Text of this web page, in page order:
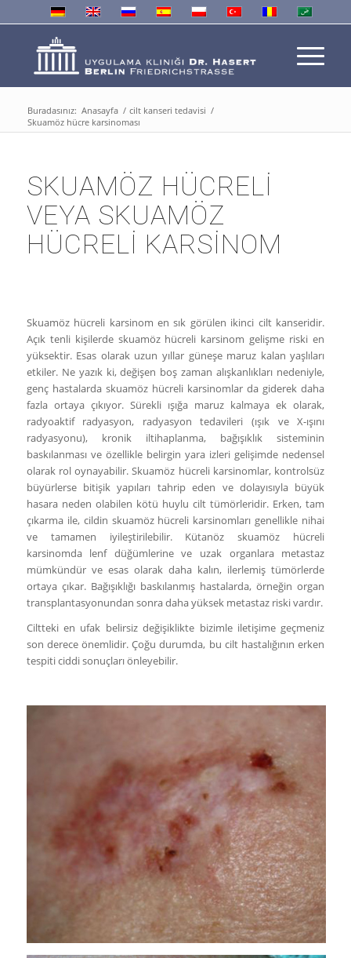
Buradasınız: Anasayfa / cilt kanseri tedavisi /
Skuamöz hücre karsinoması
SKUAMÖZ HÜCRELI
VEYA SKUAMÖZ
HÜCRELI KARSINOM
Skuamöz hücreli karsinom en sık görülen ikinci cilt kanseridir.
Açık tenli kişilerde skuamöz hücreli karsinom gelişme riski en
yüksektir. Esas olarak uzun yıllar güneşe maruz kalan yaşlıları
etkiler. Ne yazık ki, değişen boş zaman alışkanlıkları nedeniyle,
genç hastalarda skuamöz hücreli karsinomlar da giderek daha
fazla ortaya çıkıyor. Sürekli ışığa maruz kalmaya ek olarak,
radyoaktif radyasyon, radyasyon tedavileri (ışık ve X-ışını
radyasyonu), kronik iltihaplanma, bağışıklık sisteminin
baskılanması ve özellikle belirgin yara izleri gelişimde nedensel
olarak rol oynayabilir. Skuamöz hücreli karsinomlar, kontrolsüz
büyürlerse bitişik yapıları tahrip eden ve dolayısıyla büyük
hasara neden olabilen kötü huylu cilt tümörleridir. Erken, tam
çıkarma ile, cildin skuamöz hücreli karsinomları genellikle nihai
ve tamamen iyileştirilebilir. Kütanöz skuamöz hücreli
karsinomda lenf düğümlerine ve uzak organlara metastaz
mümkündür ve esas olarak daha kalın, ilerlemiş tümörlerde
ortaya çıkar. Bağışıklığı baskılanmış hastalarda, örneğin organ
transplantasyonundan sonra daha yüksek metastaz riski vardır.
Ciltteki en ufak belirsiz değişiklikte bizimle iletişime geçmeniz
son derece önemlidir. Çoğu durumda, bu cilt hastalığının erken
tespiti ciddi sonuçları önleyebilir.